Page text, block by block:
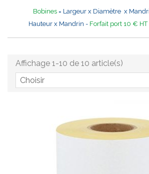
Bobines= Largeur x Diamètre x
Hauteur x Mandrin - Forfait port 10 € HT
Choisir
Affichage 1-10 de 10 article(s)